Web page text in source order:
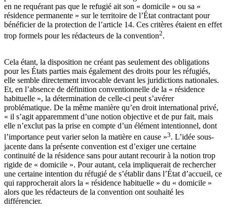
en ne requérant pas que le refugié ait son « domicile » ou sa «
résidence permanente » sur le territoire de l’État contractant pour
bénéficier de la protection de l’article 14. Ces critères étaient en effet
trop formels pour les rédacteurs de la convention2.
Cela étant, la disposition ne créant pas seulement des obligations
pour les États parties mais également des droits pour les réfugiés,
elle semble directement invocable devant les juridictions nationales.
Et, en l’absence de définition conventionnelle de la « résidence
habituelle », la détermination de celle-ci peut s’avérer
problématique. De la même manière qu’en droit international privé,
« il s’agit apparemment d’une notion objective et de pur fait, mais
elle n’exclut pas la prise en compte d’un élément intentionnel, dont
l’importance peut varier selon la matière en cause »3. L’idée sous-
jacente dans la présente convention est d’exiger une certaine
continuité de la résidence sans pour autant recourir à la notion trop
rigide de « domicile ». Pour autant, cela impliquerait de rechercher
une certaine intention du réfugié de s’établir dans l’État d’accueil, ce
qui rapprocherait alors la « résidence habituelle » du « domicile »
alors que les rédacteurs de la convention ont souhaité les
différencier.